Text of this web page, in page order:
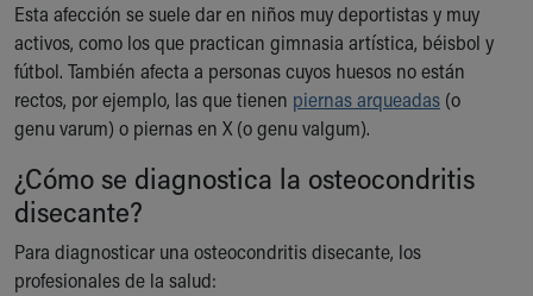
Financial Services
Rest Accommodations
Visiting
Gift Shop
Department of Public Safety
Health Info
Health Information
Healthy Info, Healthy Kids
Inside Children's Blog
KidsHealth Topics
Esta afección se suele dar en niños muy deportistas y muy
activos, como los que practican gimnasia artística, béisbol y
fútbol. También afecta a personas cuyos huesos no están
rectos, por ejemplo, las que tienen piernas arqueadas (o
genu varum) o piernas en X (o genu valgum).
¿Cómo se diagnostica la osteocondritis
disecante?
Para diagnosticar una osteocondritis disecante, los
profesionales de la salud: